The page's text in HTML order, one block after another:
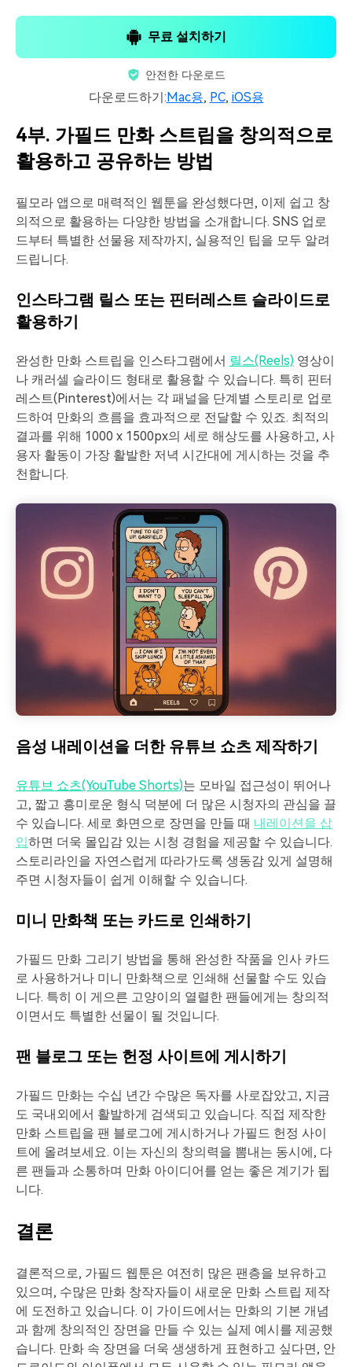
무료 설치하기
안전한 다운로드
다운로드하기:Mac용, PC, iOS용
4부. 가필드 만화 스트립을 창의적으로
활용하고 공유하는 방법
필모라 앱으로 매력적인 웹툰을 완성했다면, 이제 쉽고 창
의적으로 활용하는 다양한 방법을 소개합니다. SNS 업로
드부터 특별한 선물용 제작까지, 실용적인 팁을 모두 알려
드립니다.
인스타그램 릴스 또는 핀터레스트 슬라이드로
활용하기
완성한 만화 스트립을 인스타그램에서 릴스(Reels) 영상이
나 캐러셀 슬라이드 형태로 활용할 수 있습니다. 특히 핀터
레스트(Pinterest)에서는 각 패널을 단계별 스토리로 업로
드하여 만화의 흐름을 효과적으로 전달할 수 있죠. 최적의
결과를 위해 1000 x 1500px의 세로 해상도를 사용하고, 사
용자 활동이 가장 활발한 저녁 시간대에 게시하는 것을 추
천합니다.
음성 내레이션을 더한 유튜브 쇼츠 제작하기
유튜브 쇼츠(YouTube Shorts)는 모바일 접근성이 뛰어나
고, 짧고 흥미로운 형식 덕분에 더 많은 시청자의 관심을 끌
수 있습니다. 세로 화면으로 장면을 만들 때 내레이션을 삽
입하면 더욱 몰입감 있는 시청 경험을 제공할 수 있습니다.
스토리라인을 자연스럽게 따라가도록 생동감 있게 설명해
주면 시청자들이 쉽게 이해할 수 있습니다.
미니 만화책 또는 카드로 인쇄하기
가필드 만화 그리기 방법을 통해 완성한 작품을 인사 카드
로 사용하거나 미니 만화책으로 인쇄해 선물할 수도 있습
니다. 특히 이 게으른 고양이의 열렬한 팬들에게는 창의적
이면서도 특별한 선물이 될 것입니다.
팬 블로그 또는 헌정 사이트에 게시하기
가필드 만화는 수십 년간 수많은 독자를 사로잡았고, 지금
도 국내외에서 활발하게 검색되고 있습니다. 직접 제작한
만화 스트립을 팬 블로그에 게시하거나 가필드 헌정 사이
트에 올려보세요. 이는 자신의 창의력을 뽐내는 동시에, 다
른 팬들과 소통하며 만화 아이디어를 얻는 좋은 계기가 됩
니다.
결론
결론적으로, 가필드 웹툰은 여전히 많은 팬층을 보유하고
있으며, 수많은 만화 창작자들이 새로운 만화 스트립 제작
에 도전하고 있습니다. 이 가이드에서는 만화의 기본 개념
과 함께 창의적인 장면을 만들 수 있는 실제 예시를 제공했
습니다. 만화 속 장면을 더욱 생생하게 표현하고 싶다면, 안